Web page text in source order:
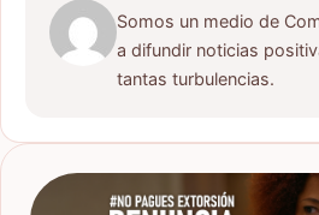
Somos un medio de
a difundir noticias
tantas turbulencias.